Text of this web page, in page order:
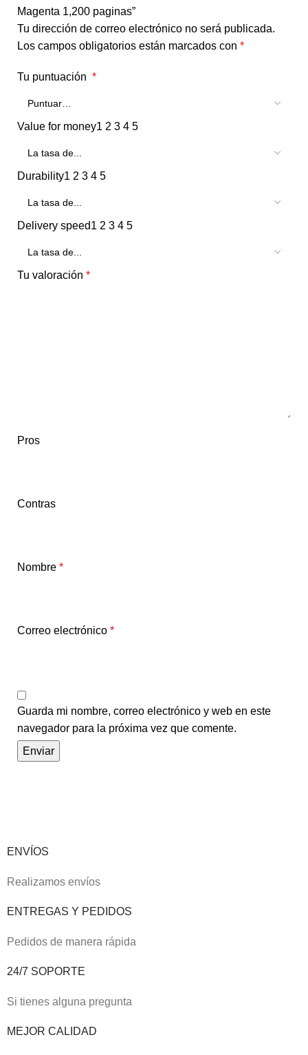
Magenta 1,200 paginas”
Tu dirección de correo electrónico no será publicada.
Los campos obligatorios están marcados con *
Tu puntuación *
Value for money1 2 3 4 5
Durability1 2 3 4 5
Delivery speed1 2 3 4 5
Tu valoración *
Pros
Contras
Nombre *
Correo electrónico *
Guarda mi nombre, correo electrónico y web en este
navegador para la próxima vez que comente.
ENVÍOS
Realizamos envíos
ENTREGAS Y PEDIDOS
Pedidos de manera rápida
24/7 SOPORTE
Si tienes alguna pregunta
MEJOR CALIDAD